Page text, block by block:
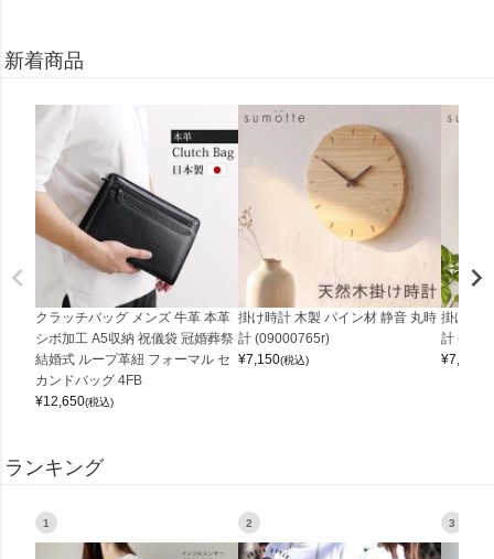
新着商品
クラッチバッグ メンズ 牛革 本革
シボ加工 A5収納 祝儀袋 冠婚葬祭
結婚式 ループ革紐 フォーマル セ
カンドバッグ 4FB
¥12,650(税込)
掛け時計 木製 パイン材 静音 丸時
計 (09000765r)
¥7,150(税込)
掛け時
計
¥7,150
ランキング
1 2 3